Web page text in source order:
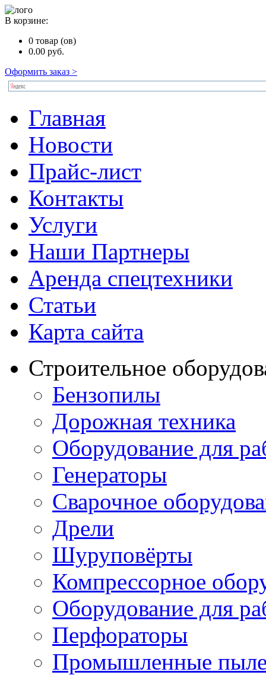
В корзине:
0 товар (ов)
0.00 руб.
Оформить заказ >
Главная
Новости
Прайс-лист
Контакты
Услуги
Наши Партнеры
Аренда спецтехники
Статьи
Карта сайта
Строительное
Бензопилы
Дорожная техника
Оборудование для
Генераторы
Сварочное
Дрели
Шуруповёрты
Компрессорное
Оборудование для
Перфораторы
Промышленные